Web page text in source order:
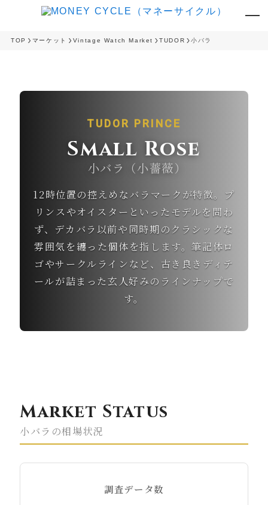
TOP マーケット Vintage Watch Market TUDOR 小バラ
TUDOR PRINCE
Small Rose
小バラ（小薔薇）
12時位置の控えめなバラマークが特徴。プ
リンスやオイスターといったモデルを問わ
ず、デカバラ以前や同時期のクラシックな
雰囲気を纏った個体を指します。筆記体ロ
ゴやサークルラインなど、古き良きディテ
ールが詰まった玄人好みのラインナップで
す。
Market Status
小バラの相場状況
調査データ数